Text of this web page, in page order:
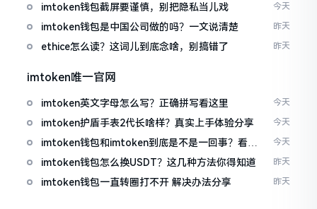
imtoken钱包截屏要谨慎，别把隐私当儿戏 今天
imtoken钱包是中国公司做的吗？一文说清楚 昨天
ethice怎么读？这词儿到底念啥，别搞错了 昨天
imtoken唯一官网
imtoken英文字母怎么写？正确拼写看这里 今天
imtoken护盾手表2代长啥样？真实上手体验分享 今天
imtoken钱包和imtoken到底是不是一回事？看完
就懂了
今天
imtoken钱包怎么换USDT？这几种方法你得知道 昨天
imtoken钱包一直转圈打不开 解决办法分享 昨天